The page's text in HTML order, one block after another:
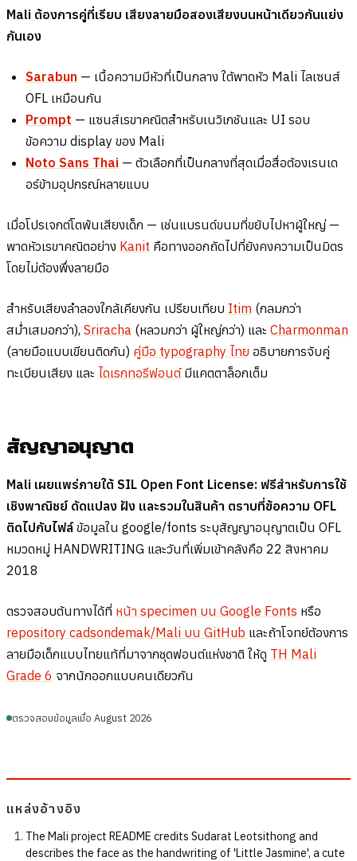
Mali ต้องการคู่ที่เรียบ เสียงลายมือสองเสียงบนหน้าเดียวกันแย่ง
กันเอง
Sarabun — เนื้อความมีหัวที่เป็นกลาง ใต้พาดหัว Mali ไลเซนส์
OFL เหมือนกัน
Prompt — แซนส์เรขาคณิตสำหรับเนวิเกชันและ UI รอบ
ข้อความ display ของ Mali
Noto Sans Thai — ตัวเลือกที่เป็นกลางที่สุดเมื่อสื่อต้องเรนเด
อร์ข้ามอุปกรณ์หลายแบบ
เมื่อโปรเจกต์โตพ้นเสียงเด็ก — เช่นแบรนด์ขนมที่ขยับไปหาผู้ใหญ่ —
พาดหัวเรขาคณิตอย่าง Kanit คือทางออกถัดไปที่ยังคงความเป็นมิตร
โดยไม่ต้องพึ่งลายมือ
สำหรับเสียงลำลองใกล้เคียงกัน เปรียบเทียบ Itim (กลมกว่า
สม่ำเสมอกว่า), Sriracha (หลวมกว่า ผู้ใหญ่กว่า) และ Charmonman
(ลายมือแบบเขียนติดกัน) คู่มือ typography ไทย อธิบายการจับคู่
ทะเบียนเสียง และ ไดเรกทอรีฟอนต์มีแคตตาล็อกเต็ม
สัญญาอนุญาต
Mali เผยแพร่ภายใต้ SIL Open Font License: ฟรีสำหรับการใช้
เชิงพาณิชย์ ดัดแปลง ฝัง และรวมในสินค้า ตราบที่ข้อความ OFL
ติดไปกับไฟล์ข้อมูลใน google/fonts ระบุสัญญาอนุญาตเป็น OFL
หมวดหมู่ HANDWRITING และวันที่เพิ่มเข้าคลังคือ 22 สิงหาคม
2018
ตรวจสอบต้นทางได้ที่ หน้า specimen บน Google Fonts หรือ
repository cadsondemak/Mali บน GitHub และถ้าโจทย์ต้องการ
ลายมือเด็กแบบไทยแท้ที่มาจากชุดฟอนต์แห่งชาติ ให้ดู TH Mali
Grade 6 จากนักออกแบบคนเดียวกัน
ตรวจสอบข้อมูลเมื่อ August 2026
แหล่งอ้างอิง
The Mali project README credits Sudarat Leotsithong and
describes the face as the handwriting of 'Little Jasmine', a cute